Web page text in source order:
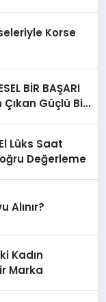
Korse
BİR BAŞARI
Çıkan Güçlü Bir
Lüks Saat
Değerleme
Alınır?
Kadın
Marka